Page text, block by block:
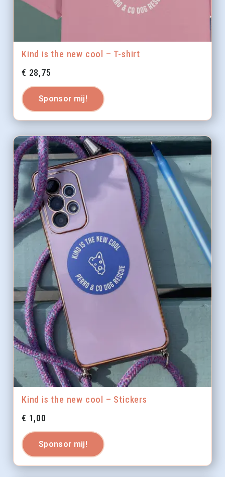
Kind is the new cool – T-shirt
€ 28,75
Sponsor mij!
Kind is the new cool – Stickers
€ 1,00
Sponsor mij!